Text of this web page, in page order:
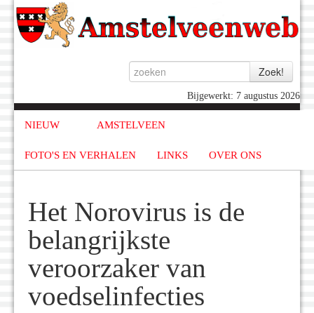
Bijgewerkt: 7 augustus 2026
NIEUW AMSTELVEEN
FOTO'S EN VERHALEN LINKS OVER ONS
Het Norovirus is de
belangrijkste
veroorzaker van
voedselinfecties